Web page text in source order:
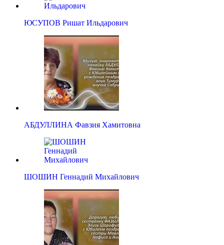
ЮСУПОВ Ришат Ильдарович
АБДУЛЛИНА Фавзия Хамитовна
ШОШИН Геннадий Михайлович